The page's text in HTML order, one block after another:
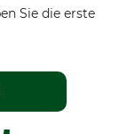
Sie die erste